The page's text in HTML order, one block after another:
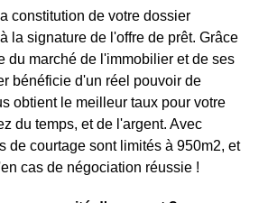
constitution de votre dossier
la signature de l'offre de prêt. Grâce
du marché de l'immobilier et de ses
bénéficie d'un réel pouvoir de
obtient le meilleur taux pour votre
du temps, et de l'argent. Avec
de courtage sont limités à 950m2, et
cas de négociation réussie !